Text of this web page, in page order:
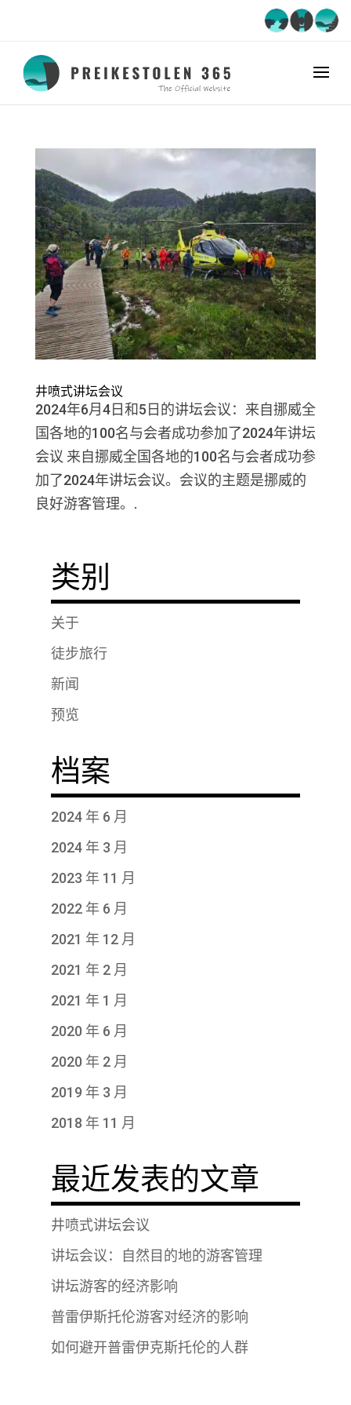
井喷式讲坛会议
2024年6月4日和5日的讲坛会议：来自挪威全
国各地的100名与会者成功参加了2024年讲坛
会议 来自挪威全国各地的100名与会者成功参
加了2024年讲坛会议。会议的主题是挪威的
良好游客管理。.
类别
关于
徒步旅行
新闻
预览
档案
2024 年 6 月
2024 年 3 月
2023 年 11 月
2022 年 6 月
2021 年 12 月
2021 年 2 月
2021 年 1 月
2020 年 6 月
2020 年 2 月
2019 年 3 月
2018 年 11 月
最近发表的文章
井喷式讲坛会议
讲坛会议：自然目的地的游客管理
讲坛游客的经济影响
普雷伊斯托伦游客对经济的影响
如何避开普雷伊克斯托伦的人群